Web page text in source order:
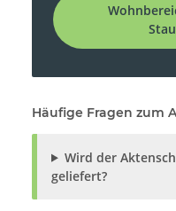
Häufige Fragen zum
Wird der
geliefert?